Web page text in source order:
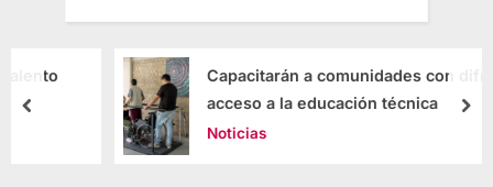
Capacitarán a comunidades con difícil
acceso a la educación técnica
Noticias